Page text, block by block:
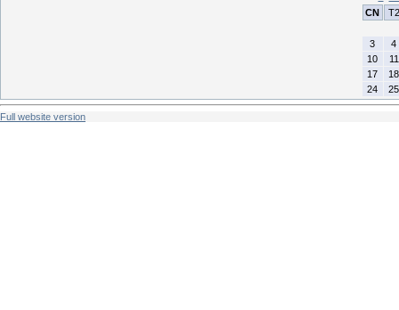
CN
T2
3
4
10
11
17
18
24
25
Full website version